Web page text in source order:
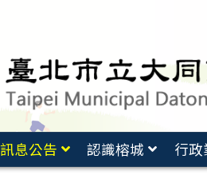
訊息公告 認識榕城 行政